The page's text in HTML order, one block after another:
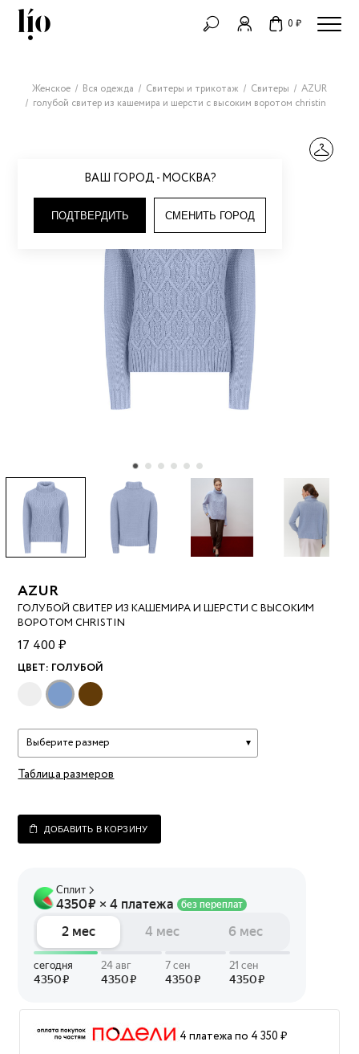
0 ₽
ВАШ ГОРОД - МОСКВА?
ПОДТВЕРДИТЬ СМЕНИТЬ ГОРОД
Женское Вся одежда Свитеры и трикотаж Свитеры
AZUR
голубой свитер из кашемира и шерсти с высоким воротом christin
AZUR
ГОЛУБОЙ СВИТЕР ИЗ КАШЕМИРА И ШЕРСТИ С ВЫСОКИМ
ВОРОТОМ CHRISTIN
17 400 ₽
ЦВЕТ: ГОЛУБОЙ
Выберите размер
Таблица размеров
ДОБАВИТЬ В КОРЗИНУ
4 платежа по 4 350 ₽